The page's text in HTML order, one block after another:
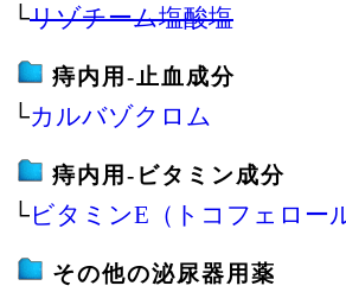
└リゾチーム塩酸塩
痔内用‐止血成分
└カルバゾクロム
痔内用‐ビタミン成分
└ビタミンE（トコフェロー
その他の泌尿器用薬